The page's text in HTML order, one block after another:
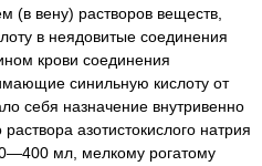
(в вену) растворов веществ,
в неядовитые соединения
крови соединения
синильную кислоту от
себя назначение внутривенно
азотистокислого натрия
мл, мелкому рогатому